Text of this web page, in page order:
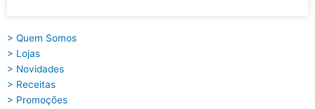
> Quem Somos
> Lojas
> Novidades
> Receitas
> Promoções